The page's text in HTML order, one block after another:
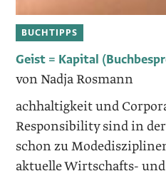
BUCHTIPPS
Geist = Kapital
von Nadja Rosmann
achhaltigkeit und
Responsibility sind in
schon zu
aktuelle Wirtschafts-